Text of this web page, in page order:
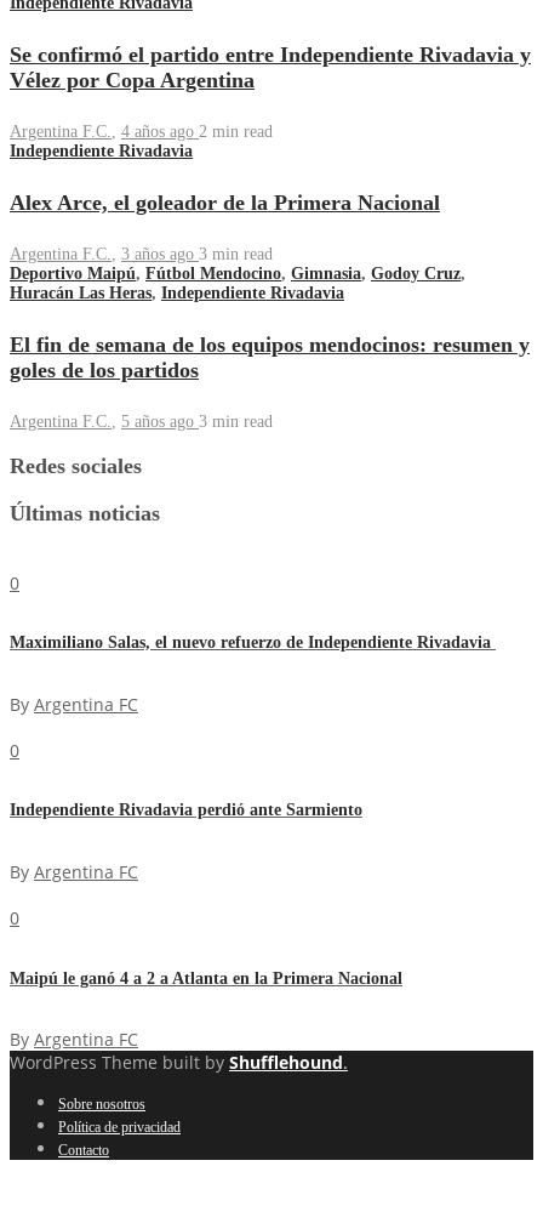
Se confirmó el partido entre Independiente Rivadavia y
Vélez por Copa Argentina
Argentina F.C. 4 años ago 2 min read
Independiente Rivadavia
Alex Arce, el goleador de la Primera Nacional
Argentina F.C. 3 años ago 3 min read
Deportivo Maipú, Fútbol Mendocino, Gimnasia, Godoy Cruz,
Huracán Las Heras, Independiente Rivadavia
El fin de semana de los equipos mendocinos: resumen y
goles de los partidos
Argentina F.C. 5 años ago 3 min read
Redes sociales
Últimas noticias
0
Maximiliano Salas, el nuevo refuerzo de Independiente Rivadavia
By Argentina FC
0
Independiente Rivadavia perdió ante Sarmiento
By Argentina FC
0
Maipú le ganó 4 a 2 a Atlanta en la Primera Nacional
By Argentina FC
WordPress Theme built by Shufflehound.
Sobre nosotros
Política de privacidad
Contacto